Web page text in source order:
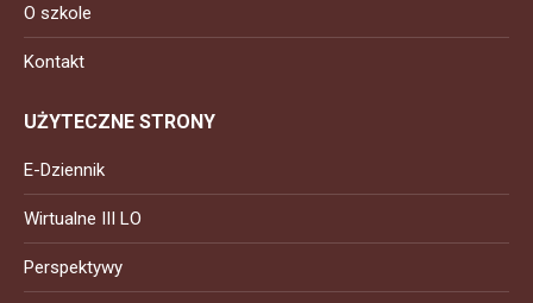
O szkole
Kontakt
UŻYTECZNE STRONY
E-Dziennik
Wirtualne III LO
Perspektywy